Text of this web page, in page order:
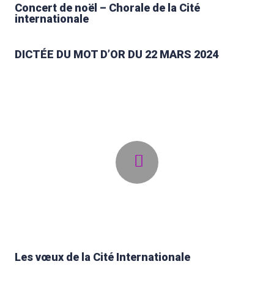
Concert de noël – Chorale de la Cité
internationale
DICTÉE DU MOT D’OR DU 22 MARS 2024
Les vœux de la Cité Internationale